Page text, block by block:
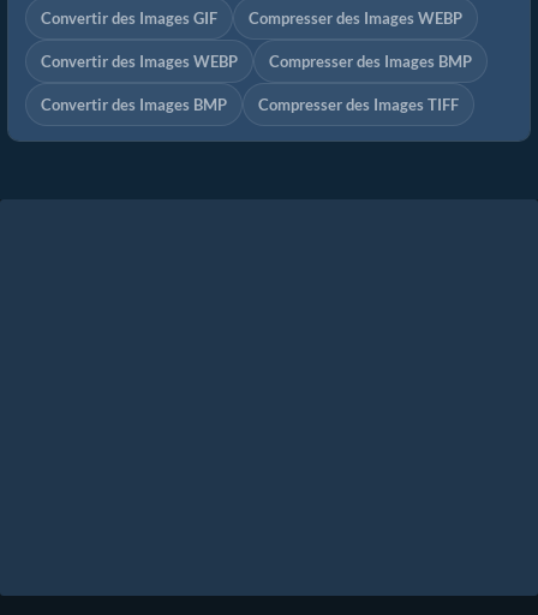
Convertir des Images GIF Compresser des Images WEBP
Convertir des Images WEBP Compresser des Images BMP
Convertir des Images BMP Compresser des Images TIFF